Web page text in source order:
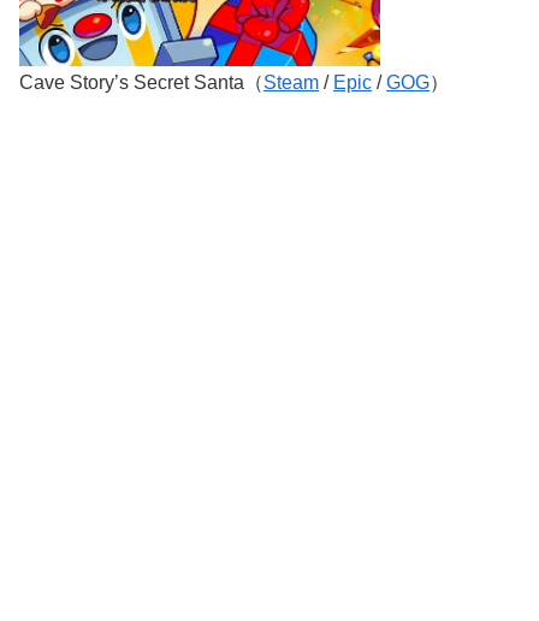
Cave Story’s Secret Santa（Steam / Epic /GOG）